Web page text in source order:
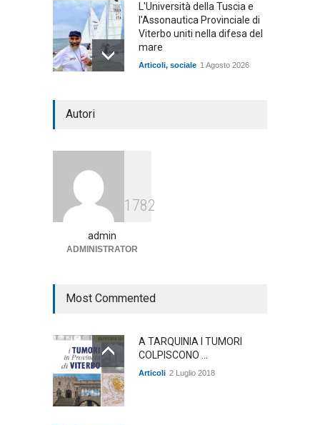
L'Università della Tuscia e
l'Assonautica Provinciale di
Viterbo uniti nella difesa del
mare
Articoli, sociale 1 Agosto 2026
arrivano i pagamenti PAC, la
Autori
1782
admin
ADMINISTRATOR
Most Commented
A TARQUINIA I TUMORI
COLPISCONO ...
Articoli 2 Luglio 2018